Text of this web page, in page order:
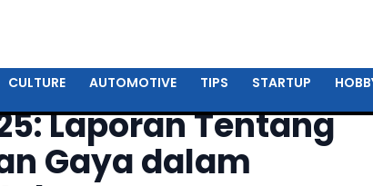
CULTURE AUTOMOTIVE TIPS STARTUP
Laporan Tentang
Gaya dalam